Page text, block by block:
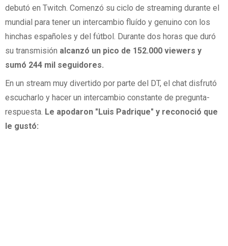
debutó en Twitch. Comenzó su ciclo de streaming durante el
mundial para tener un intercambio fluído y genuino con los
hinchas españoles y del fútbol. Durante dos horas que duró
su transmisión alcanzó un pico de 152.000 viewers y
sumó 244 mil seguidores.
En un stream muy divertido por parte del DT, el chat disfrutó
escucharlo y hacer un intercambio constante de pregunta-
respuesta. Le apodaron "Luis Padrique" y reconoció que
le gustó: